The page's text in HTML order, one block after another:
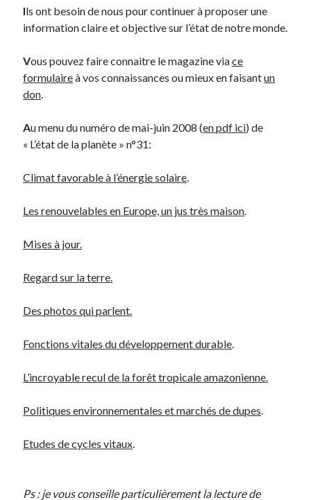
Lyon ?
Comment je vis ma vie sur un vélo
Derniers Commentaires
Entretien ménager
littleceltdansComment j’ai opéré ma vélorution toute personnelle
Anthony dansComment j’ai opéré ma vélorution toute personnelle
personnelle
Entretien ménager
littleceltdansComment j’ai opéré ma vélorution toute personnelle
Renaud DucherdansComment j’ai opéré ma vélorution toute
On parle de quoi ?
A Lyon
Coup de coeur
Geek
Ils ont besoin de nous pour continuer à proposer une
information claire et objective sur l’état de notre monde.
Vous pouvez faire connaitre le magazine viace
formulaireà vos connaissances ou mieux en faisantun
don.
Au menu du numéro de mai-juin 2008 (en pdf ici) de
« L’état de la planète » n°31:
Climat favorable à l’énergie solaire.
Les renouvelables en Europe, un jus très maison.
Mises à jour.
Regard sur la terre.
Des photos qui parlent.
Fonctions vitales du développement durable.
L’incroyable recul de la forêt tropicale amazonienne.
Politiques environnementales et marchés de dupes.
Etudes de cycles vitaux.
Ps : je vous conseille particulièrement la lecture de